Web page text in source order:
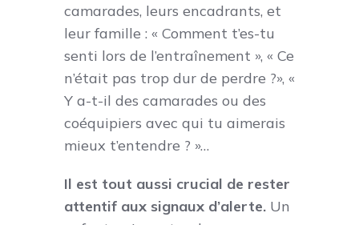
camarades, leurs encadrants, et
leur famille : « Comment t’es-tu
senti lors de l’entraînement », « Ce
n’était pas trop dur de perdre ?», «
Y a-t-il des camarades ou des
coéquipiers avec qui tu aimerais
mieux t’entendre ? »…
Il est tout aussi crucial de rester
attentif aux signaux d’alerte. Un